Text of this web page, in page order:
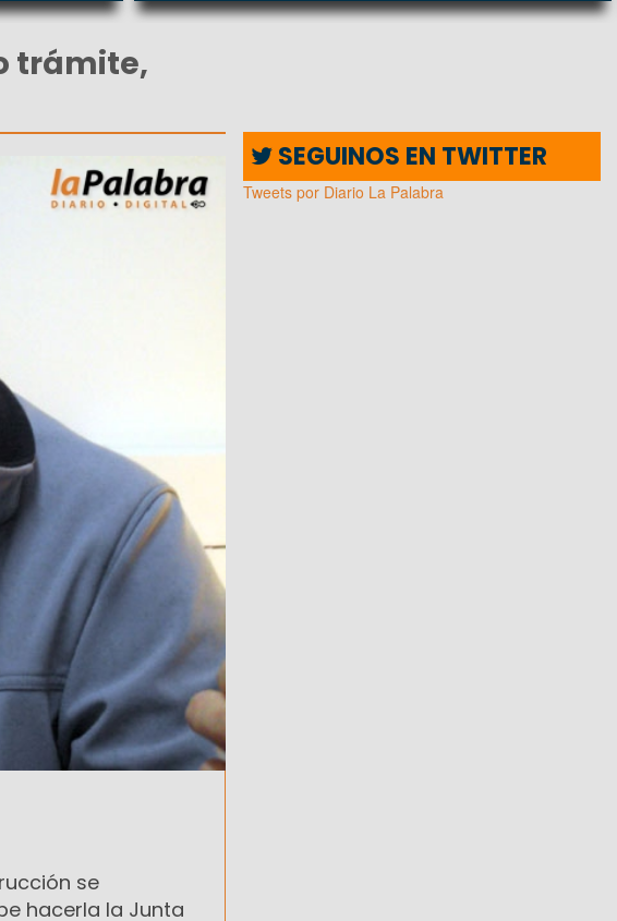
trámite,
se
hacerla la Junta
SEGUINOS EN TWITTER
Tweets por Diario La Palabra